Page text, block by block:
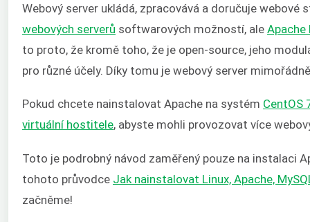
Webový server ukládá, zpracovává a doručuje
webových serverů softwarových možností, ale Apache
to proto, že kromě toho, že je open-source, jeho
pro různé účely. Díky tomu je webový server
Pokud chcete nainstalovat Apache na systém CentOS
virtuální hostitele, abyste mohli provozovat více
Toto je podrobný návod zaměřený pouze na instalaci
tohoto průvodce Jak nainstalovat Linux, Apache,
začněme!